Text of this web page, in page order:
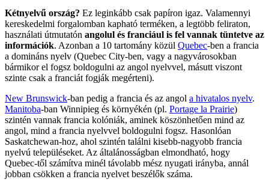
Kétnyelvű ország? Ez leginkább csak papíron igaz. Valamennyi
kereskedelmi forgalomban kapható terméken, a legtöbb feliraton,
használati útmutatón angolul és franciául is fel vannak tüntetve az
információk. Azonban a 10 tartomány közül Quebec-ben a francia
a domináns nyelv (Quebec City-ben, vagy a nagyvárosokban
bármikor el fogsz boldogulni az angol nyelvvel, másutt viszont
szinte csak a franciát fogják megérteni).
New Brunswick-ban pedig a francia és az angol a hivatalos nyelv.
Manitoba-ban Winnipieg és környékén (pl. Portage la Prairie)
szintén vannak francia kolóniák, aminek köszönhetően mind az
angol, mind a francia nyelvvel boldogulni fogsz. Hasonlóan
Saskatchewan-hoz, ahol szintén találni kisebb-nagyobb francia
nyelvú településeket. Az általánosságban elmondható, hogy
Quebec-től számítva minél távolabb mész nyugati irányba, annál
jobban csökken a francia nyelvet beszélők száma.